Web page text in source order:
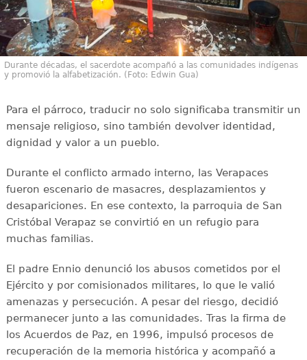
Durante décadas, el sacerdote acompañó a las comunidades indígenas
y promovió la alfabetización. (Foto: Edwin Gua)
Para el párroco, traducir no solo significaba transmitir un
mensaje religioso, sino también devolver identidad,
dignidad y valor a un pueblo.
Durante el conflicto armado interno, las Verapaces
fueron escenario de masacres, desplazamientos y
desapariciones. En ese contexto, la parroquia de San
Cristóbal Verapaz se convirtió en un refugio para
muchas familias.
El padre Ennio denunció los abusos cometidos por el
Ejército y por comisionados militares, lo que le valió
amenazas y persecución. A pesar del riesgo, decidió
permanecer junto a las comunidades. Tras la firma de
los Acuerdos de Paz, en 1996, impulsó procesos de
recuperación de la memoria histórica y acompañó a